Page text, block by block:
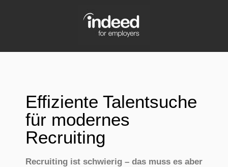
Effiziente Talentsuche
für modernes
Recruiting
Recruiting ist schwierig – das muss es aber